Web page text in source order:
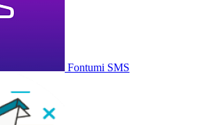
Fontumi SMS